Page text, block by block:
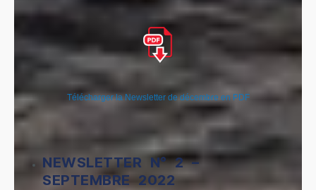
Télécharger la Newsletter de décembre en PDF
NEWSLETTER N° 2 –
SEPTEMBRE 2022